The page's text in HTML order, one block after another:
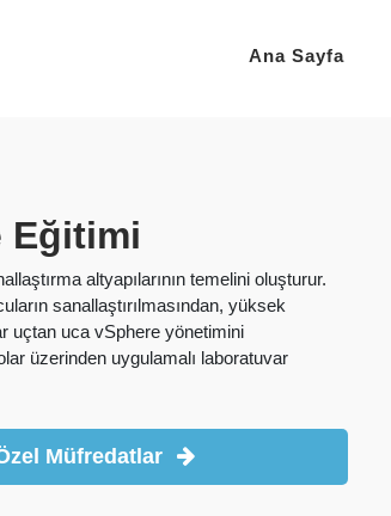
Ana Sayfa
Eğitimi
altyapılarının temelini oluşturur.
sanallaştırılmasından, yüksek
uçtan uca vSphere yönetimini
üzerinden uygulamalı laboratuvar
Müfredatlar